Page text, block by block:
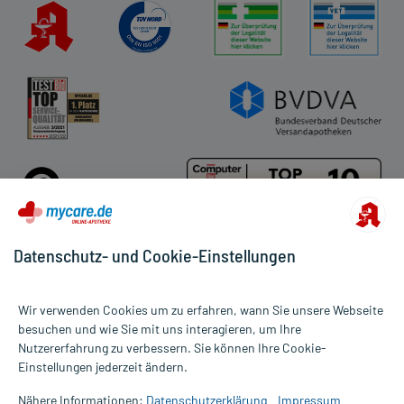
Bewertungen mit durchschnittlich 4,7 von 5 Sternen abgegeben.
Alle Preise gelten inkl. MwSt., ggf. zzgl. Versandkosten
Informationen auf dieser Website werden ausschließlich für
Datenschutz- und Cookie-Einstellungen
Wir verwenden Cookies um zu erfahren, wann Sie unsere Webseite
besuchen und wie Sie mit uns interagieren, um Ihre
Nutzererfahrung zu verbessern. Sie können Ihre Cookie-
Einstellungen jederzeit ändern.
Nähere Informationen: Datenschutzerklärung Impressum